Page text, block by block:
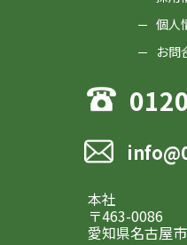
個人
お問
本社
〒463-0086
愛知県名古屋